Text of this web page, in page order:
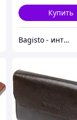
Купить
Bagisto - интернет магазин аксессуаров